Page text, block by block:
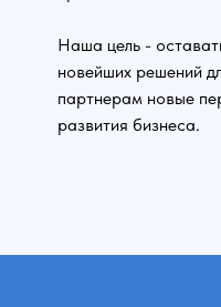
Наша цель -
новейших решений
партнерам новые
развития бизнеса.